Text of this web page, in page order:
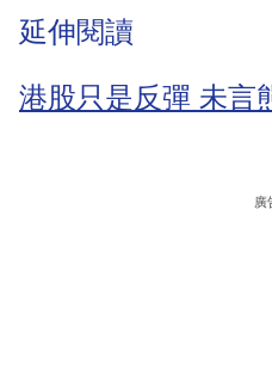
延伸閱讀
港股只是反彈 未言
廣